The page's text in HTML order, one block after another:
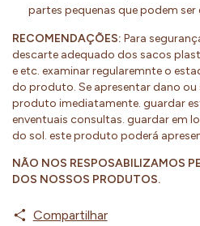
partes pequenas que podem ser
RECOMENDAÇÕES: Para
descarte adequado dos sacos
e etc. examinar regularemnte o
do produto. Se apresentar dano ou
produto imediatamente. guardar
enventuais consultas. guardar em
do sol. este produto poderá
NÃO NOS RESPOSABILIZAMOS
DOS NOSSOS PRODUTOS.
Compartilhar